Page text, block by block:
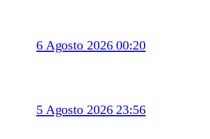
6 Agosto 2026 00:20
5 Agosto 2026 23:56